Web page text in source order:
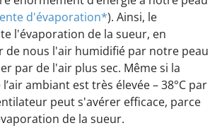
d'évaporation*). Ainsi, le
l'évaporation de la sueur, en
de nous l'air humidifié par notre peau
par de l'air plus sec. Même si la
ambiant est très élevée – 38°C par
peut s'avérer efficace, parce
de la sueur.